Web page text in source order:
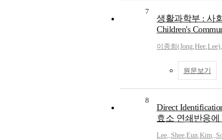
7
생활과학부 : 사
Children's
이종희(Jong,Hee,Lee),
원문보기
8
Direct
효소 연쇄반응
Lee,,Shee,Eun,Kim,,